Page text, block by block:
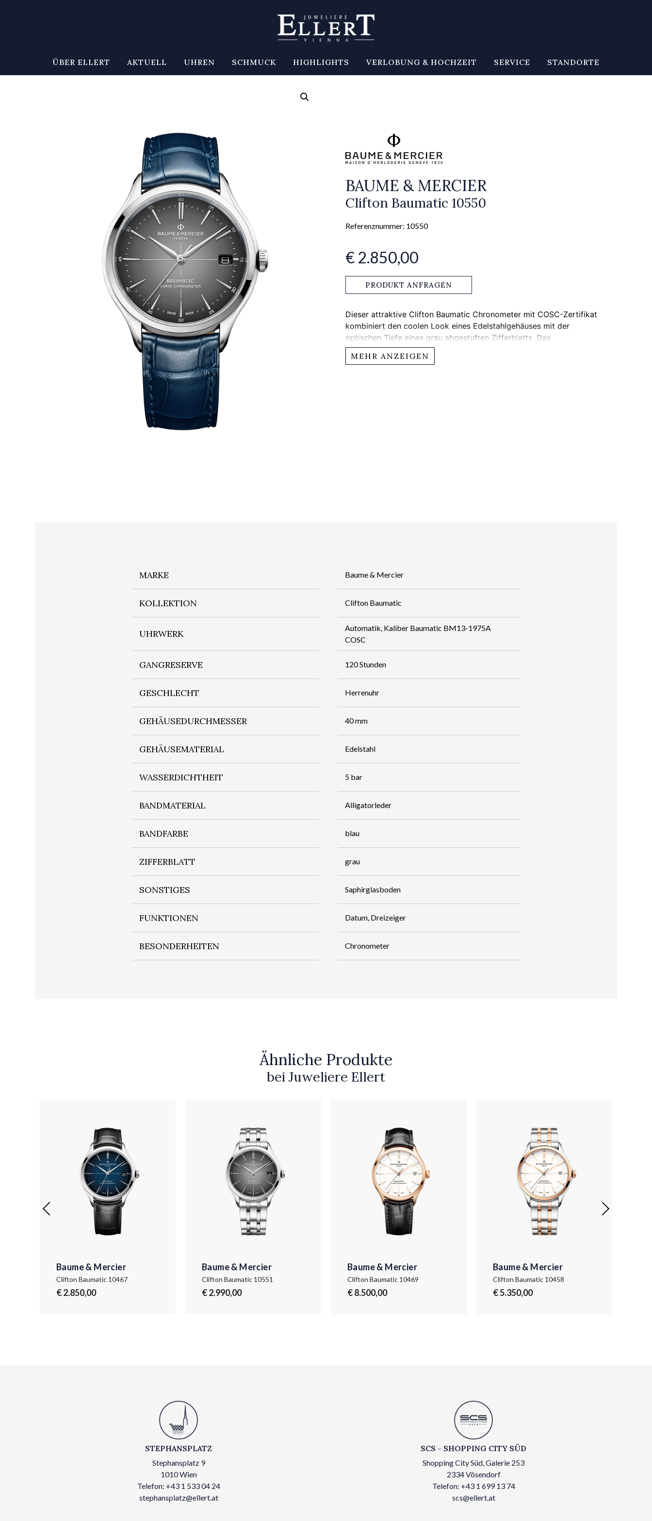
ÜBER ELLERT AKTUELL UHREN SCHMUCK HIGHLIGHTS VERLOBUNG & HOCHZEIT SERVICE STANDORTE
BAUME & MERCIER
Clifton Baumatic 10550
Referenznummer: 10550
€ 2.850,00
PRODUKT ANFRAGEN
Dieser attraktive Clifton Baumatic Chronometer mit COSC-Zertifikat
kombiniert den coolen Look eines Edelstahlgehäuses mit der
optischen Tiefe eines grau abgestuften Zifferblatts. Das
Lederarmband lässt sich austauschen und sorgt so für nahtlose
Stilvielfalt.
MEHR ANZEIGEN
MARKE Baume & Mercier
KOLLEKTION Clifton Baumatic
UHRWERK
Automatik, Kaliber Baumatic BM13-1975A
COSC
GANGRESERVE 120 Stunden
GESCHLECHT Herrenuhr
GEHÄUSEDURCHMESSER 40 mm
GEHÄUSEMATERIAL Edelstahl
WASSERDICHTHEIT 5 bar
BANDMATERIAL Alligatorleder
BANDFARBE blau
ZIFFERBLATT grau
SONSTIGES Saphirglasboden
FUNKTIONEN Datum, Dreizeiger
BESONDERHEITEN Chronometer
Ähnliche Produkte
bei Juweliere Ellert
Baume & Mercier
Clifton Baumatic 10467
€ 2.850,00
Baume & Mercier
Clifton Baumatic 10551
€ 2.990,00
Baume & Mercier
Clifton Baumatic 10469
€ 8.500,00
Baume & Mercier
Clifton Baumatic 10458
€ 5.350,00
STEPHANSPLATZ
Stephansplatz 9
1010 Wien
Telefon: +43 1 533 04 24
stephansplatz@ellert.at
SCS - SHOPPING CITY SÜD
Shopping City Süd, Galerie 253
2334 Vösendorf
Telefon: +43 1 699 13 74
scs@ellert.at